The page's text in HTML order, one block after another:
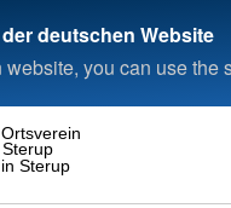
deutschen Website
website, you can use
in Sterup
Sterup
Ortsverein